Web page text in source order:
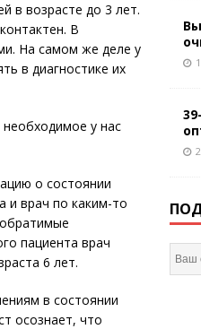
в возрасте до 3 лет.
В
На самом же деле у
в диагностике их
у нас
о состоянии
и врач по каким-то
пациента врач
6 лет.
в состоянии
осознает, что